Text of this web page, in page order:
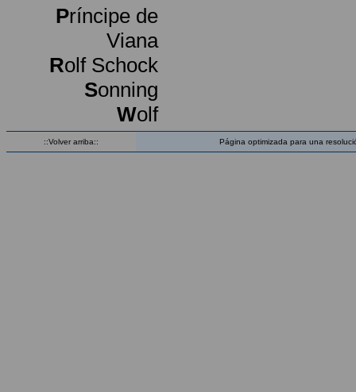
Príncipe de
Viana
Rolf Schock
Sonning
Wolf
::Volver arriba:: Página optimizada para una